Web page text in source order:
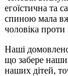
егоїстична та
спиною мала
чоловіка проти
Наші
що забере
наших дітей,